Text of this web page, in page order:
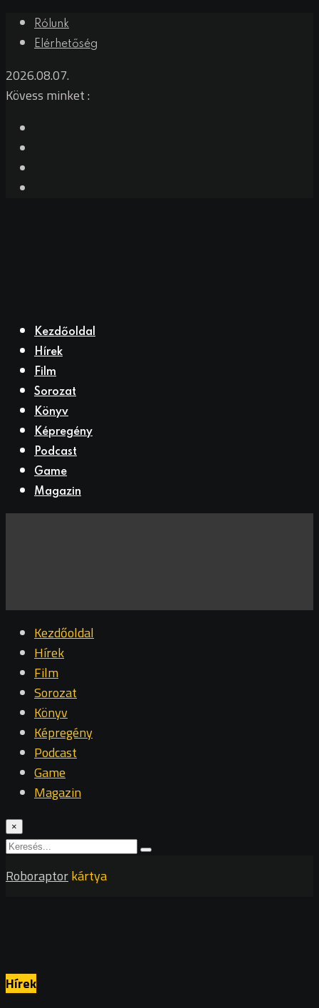
Rólunk
Elérhetőség
2026.08.07.
Kövess minket :
Kezdőoldal
Hírek
Film
Sorozat
Könyv
Képregény
Podcast
Game
Magazin
Kezdőoldal
Hírek
Film
Sorozat
Könyv
Képregény
Podcast
Game
Magazin
×
Roboraptorkártya
Hírek